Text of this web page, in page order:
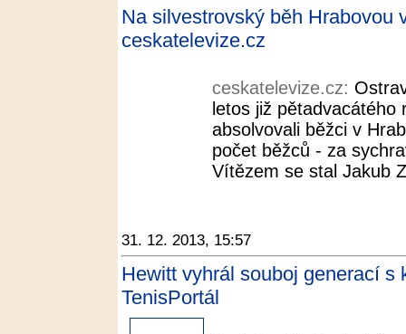
Na silvestrovský běh Hrabovou
ceskatelevize.cz
ceskatelevize.cz:
letos již
absolvovali běžci v
počet běžců - za
Vítězem se stal Jakub
31. 12. 2013, 15:57
Hewitt vyhrál souboj generací s
TenisPortál